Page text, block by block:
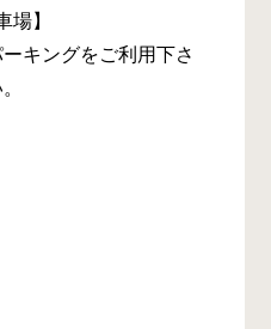
場】
キングをご利用下さ